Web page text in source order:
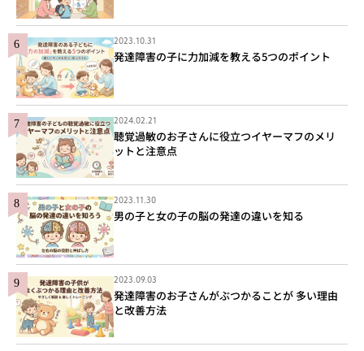
2023.10.31
発達障害の子に力加減を教える5つのポイント
2024.02.21
聴覚過敏のお子さんに役立つイヤーマフのメリ
ットと注意点
2023.11.30
男の子と女の子の脳の発達の違いを知る
2023.09.03
発達障害のお子さんがぶつかることが 多い理由
と改善方法